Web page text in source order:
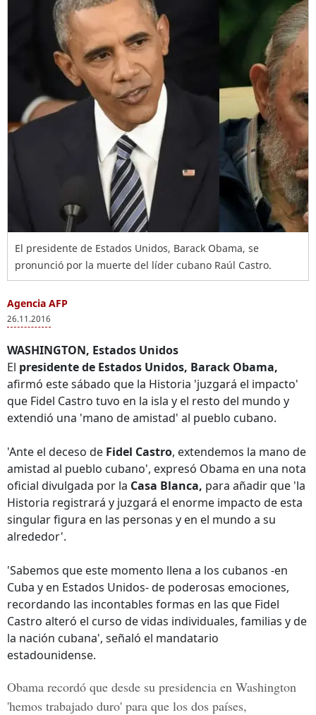
El presidente de Estados Unidos, Barack Obama, se
pronunció por la muerte del líder cubano Raúl Castro.
Agencia AFP
26.11.2016
WASHINGTON, Estados Unidos
El presidente de Estados Unidos, Barack Obama,
afirmó este sábado que la Historia 'juzgará el impacto'
que Fidel Castro tuvo en la isla y el resto del mundo y
extendió una 'mano de amistad' al pueblo cubano.
'Ante el deceso de Fidel Castro, extendemos la mano de
amistad al pueblo cubano', expresó Obama en una nota
oficial divulgada por la Casa Blanca, para añadir que 'la
Historia registrará y juzgará el enorme impacto de esta
singular figura en las personas y en el mundo a su
alrededor'.
'Sabemos que este momento llena a los cubanos -en
Cuba y en Estados Unidos- de poderosas emociones,
recordando las incontables formas en las que Fidel
Castro alteró el curso de vidas individuales, familias y de
la nación cubana', señaló el mandatario
estadounidense.
Obama recordó que desde su presidencia en Washington
'hemos trabajado duro' para que los dos países,